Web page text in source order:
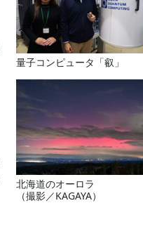
量子コンピュータ「叡」
北海道のオーロラ
（撮影／KAGAYA）